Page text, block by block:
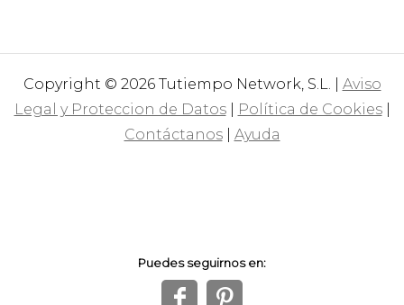
Copyright © 2026 Tutiempo Network, S.L. | Aviso
Legal y Proteccion de Datos| Política de Cookies|
Contáctanos| Ayuda
Puedes seguirnos en:
f 1